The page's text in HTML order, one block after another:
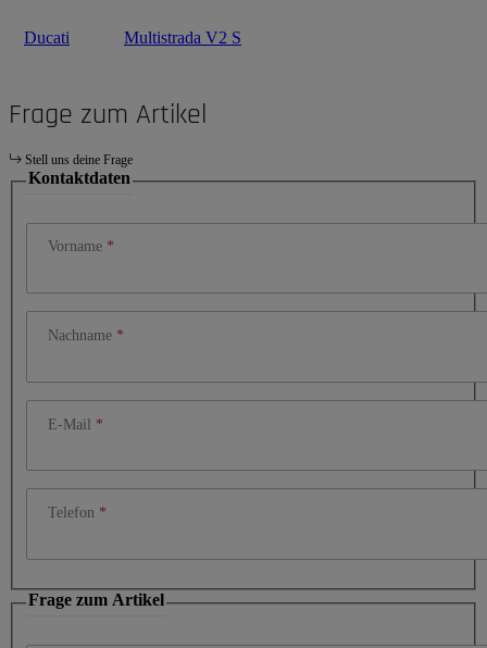
Ducati Multistrada V2 S
Frage zum Artikel
Stell uns deine Frage
Kontaktdaten
Vorname
Nachname
E-Mail
Telefon
Frage zum Artikel